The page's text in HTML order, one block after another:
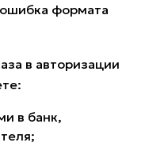
формата
в авторизации
в банк,